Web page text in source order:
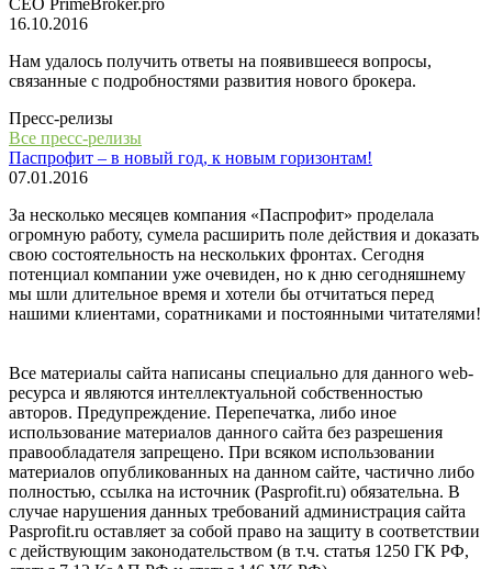
СЕО PrimeBroker.pro
16.10.2016
Нам удалось получить ответы на появившееся вопросы,
связанные с подробностями развития нового брокера.
Пресс-релизы
Все пресс-релизы
Паспрофит – в новый год, к новым горизонтам!
07.01.2016
За несколько месяцев компания «Паспрофит» проделала
огромную работу, сумела расширить поле действия и доказать
свою состоятельность на нескольких фронтах. Сегодня
потенциал компании уже очевиден, но к дню сегодняшнему
мы шли длительное время и хотели бы отчитаться перед
нашими клиентами, соратниками и постоянными читателями!
Все материалы сайта написаны специально для данного web-
ресурса и являются интеллектуальной собственностью
авторов. Предупреждение. Перепечатка, либо иное
использование материалов данного сайта без разрешения
правообладателя запрещено. При всяком использовании
материалов опубликованных на данном сайте, частично либо
полностью, ссылка на источник (Pasprofit.ru) обязательна. В
случае нарушения данных требований администрация сайта
Pasprofit.ru оставляет за собой право на защиту в соответствии
с действующим законодательством (в т.ч. статья 1250 ГК РФ,